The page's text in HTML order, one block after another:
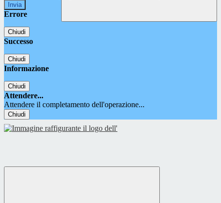
Errore
Chiudi
Successo
Chiudi
Informazione
Chiudi
Attendere...
Attendere il completamento dell'operazione...
Chiudi